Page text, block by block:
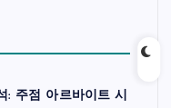
주점 아르바이트 시